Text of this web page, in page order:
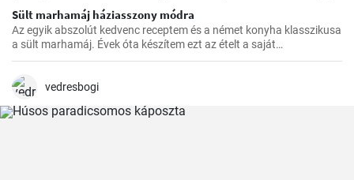
Sült marhamáj háziasszony módra
Az egyik abszolút kedvenc receptem és a német konyha klasszikusa
a sült marhamáj. Évek óta készítem ezt az ételt a saját
konyhámban, és az idők során apró módosításokkal
vedresbogi